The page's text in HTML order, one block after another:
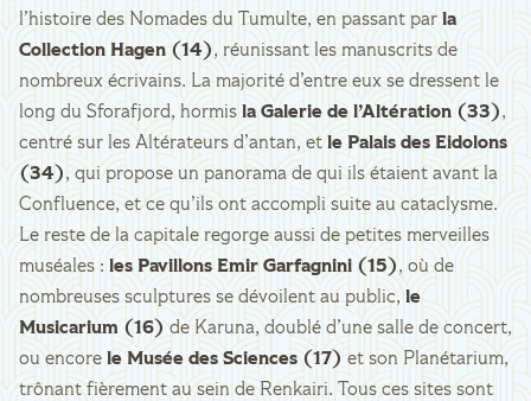
l’histoire des Nomades du Tumulte, en passant parla
Collection Hagen (14), réunissant les manuscrits de
nombreux écrivains. La majorité d’entre eux se dressent le
long du Sforafjord, hormis la Galerie de l’Altération (33),
centré sur les Altérateurs d’antan, etle Palais des Eidolons
(34), qui propose un panorama de qui ils étaient avant la
Confluence, et ce qu’ils ont accompli suite au cataclysme.
Le reste de la capitale regorge aussi de petites merveilles
muséales : les Pavillons Emir Garfagnini (15), où de
nombreuses sculptures se dévoilent au public,le
Musicarium (16)de Karuna, doublé d’une salle de concert,
ou encore le Musée des Sciences (17)et son Planétarium,
trônant fièrement au sein de Renkairi. Tous ces sites sont